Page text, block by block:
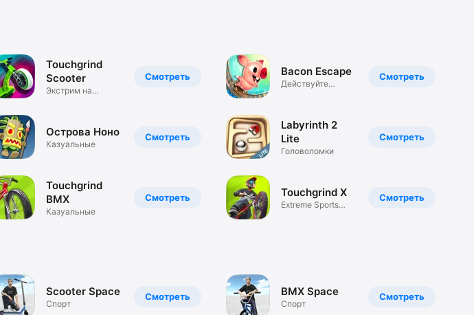
Смотреть
Touchgrind
Scooter
Экстрим на
Смотреть
Острова Ноно
Казуальные
Смотреть
Touchgrind
BMX
Казуальные
Смотреть
Bacon Escape
Действуйте
Смотреть
Labyrinth 2
Lite
Головоломки
Смотреть
Touchgrind X
Extreme Sports
Смотреть
Scooter Space
Спорт
Смотреть
BMX Space
Спорт